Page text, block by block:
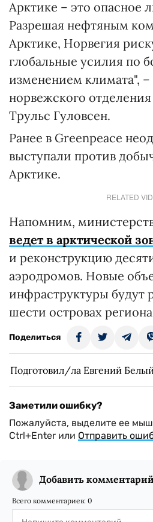
Арктике – это опасное
Разрешая нефтяным
Арктике, Норвегия
глобальные усилия по
изменением климата", –
норвежского
Трульс Гуловсен.
Ранее в Greenpeace
выступали против
Арктике.
RELATED
Напомним,
ведет в арктической
и реконструкцию
аэродромов. Новые
инфраструктуры будут
шести островах
Поделиться
Подготовил/ла Евгений
Заметили ошибку?
Пожалуйста, выделите ее
Ctrl+Enter или Отправить
Добавить комментарий
Всего комментариев: 0